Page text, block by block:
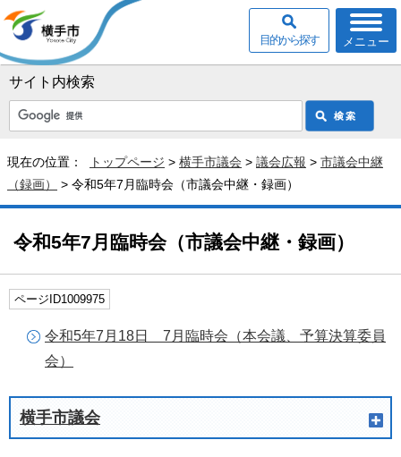
サイト内検索
メニュー
目的から探す
現在の位置： トップページ > 横手市議会 > 議会広報 > 市議会中継
（録画）
> 令和5年7月臨時会（市議会中継・録画）
令和5年7月臨時会（市議会中継・録画）
ページID1009975
令和5年7月18日 7月臨時会（本会議、予算決算委員
会）
横手市議会